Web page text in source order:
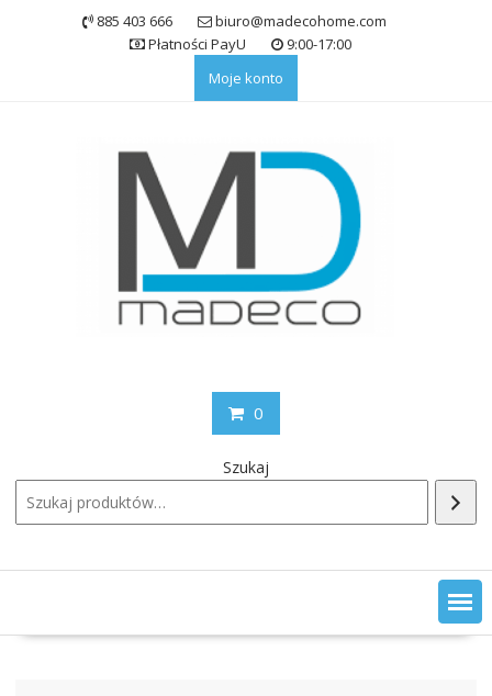
885 403 666
biuro@madecohome.com
Płatności PayU
9:00-17:00
Moje konto
0
Szukaj